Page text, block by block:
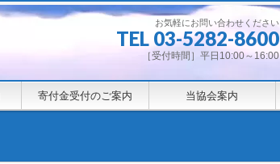
お気軽にお問い合わせください
TEL 03-5282-8600
［受付時間］平日10:00～16:00
寄付金受付のご案内 当協会案内